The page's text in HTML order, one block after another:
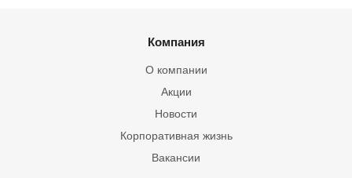
Компания
О компании
Акции
Новости
Корпоративная жизнь
Вакансии